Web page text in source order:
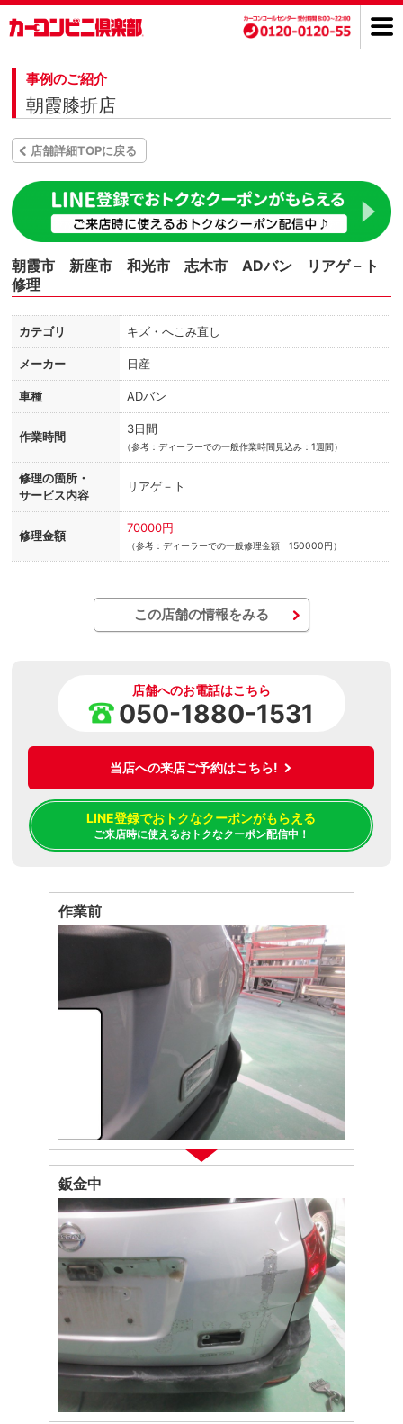
事例のご紹介
朝霞膝折店
店舗詳細TOPに戻る
朝霞市 新座市 和光市 志木市 ADバン リアゲ－ト
修理
カテゴリ キズ・へこみ直し
メーカー 日産
車種 ADバン
作業時間
3日間
（参考：ディーラーでの一般作業時間見込み：1週間）
修理の箇所・
サービス内容
リアゲ－ト
修理金額
70000円
（参考：ディーラーでの一般修理金額 150000円）
この店舗の情報をみる
店舗へのお電話はこちら
050-1880-1531
当店への来店ご予約はこちら!
LINE登録でおトクなクーポンがもらえる
ご来店時に使えるおトクなクーポン配信中！
作業前
鈑金中